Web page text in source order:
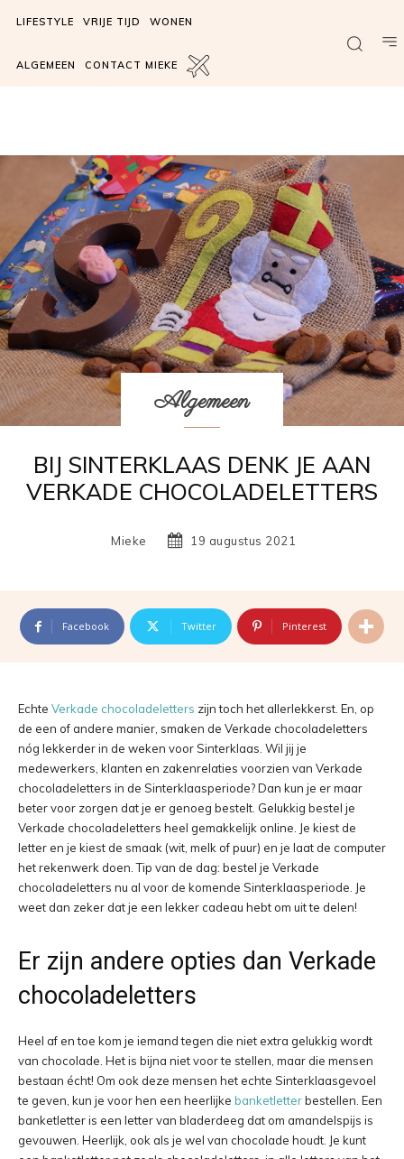
LIFESTYLE VRIJE TIJD WONEN
ALGEMEEN CONTACT MIEKE
Algemeen
BIJ SINTERKLAAS DENK JE AAN
VERKADE CHOCOLADELETTERS
Mieke 19 augustus 2021
Facebook Twitter Pinterest
Echte Verkade chocoladeletters zijn toch het allerlekkerst. En, op
de een of andere manier, smaken de Verkade chocoladeletters
nóg lekkerder in de weken voor Sinterklaas. Wil jij je
medewerkers, klanten en zakenrelaties voorzien van Verkade
chocoladeletters in de Sinterklaasperiode? Dan kun je er maar
beter voor zorgen dat je er genoeg bestelt. Gelukkig bestel je
Verkade chocoladeletters heel gemakkelijk online. Je kiest de
letter en je kiest de smaak (wit, melk of puur) en je laat de computer
het rekenwerk doen. Tip van de dag: bestel je Verkade
chocoladeletters nu al voor de komende Sinterklaasperiode. Je
weet dan zeker dat je een lekker cadeau hebt om uit te delen!
Er zijn andere opties dan Verkade
chocoladeletters
Heel af en toe kom je iemand tegen die niet extra gelukkig wordt
van chocolade. Het is bijna niet voor te stellen, maar die mensen
bestaan écht! Om ook deze mensen het echte Sinterklaasgevoel
te geven, kun je voor hen een heerlijke banketletterbestellen. Een
banketletter is een letter van bladerdeeg dat om amandelspijs is
gevouwen. Heerlijk, ook als je wel van chocolade houdt. Je kunt